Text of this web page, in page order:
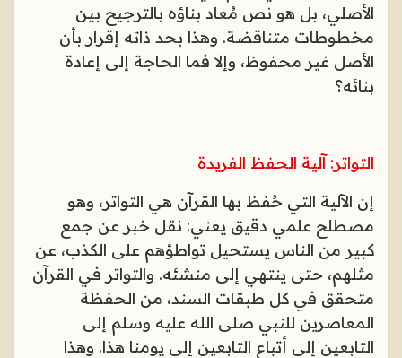
الأصلي، بل هو نص مُعاد بناؤه بالترجيح بين
مخطوطات متناقضة. وهذا بحد ذاته إقرار بأن
الأصل غير محفوظ، وإلا فما الحاجة إلى إعادة
بنائه؟
التواتر: آلية الحفظ الفريدة
إن الآلية التي حُفظ بها القرآن هي التواتر، وهو
مصطلح علمي دقيق يعني: نقل خبر عن جمع
كبير من الناس يستحيل تواطؤهم على الكذب، عن
مثلهم، حتى ينتهي إلى منشئه. والتواتر في القرآن
متحقق في كل طبقات السند، من الحفظة
المعاصرين للنبي صلى الله عليه وسلم إلى
التابعين إلى أتباع التابعين إلى يومنا هذا. وهذا